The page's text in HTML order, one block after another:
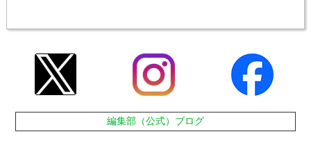
編集部（公式）ブログ